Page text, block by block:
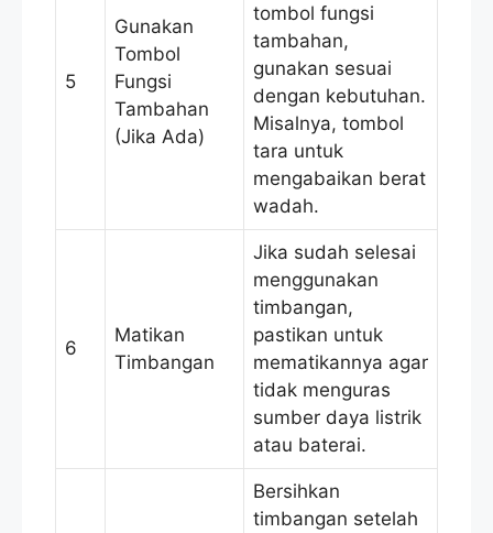
5
Gunakan
Tombol
Fungsi
Tambahan
(Jika Ada)
tombol fungsi
tambahan,
gunakan sesuai
dengan kebutuhan.
Misalnya, tombol
tara untuk
mengabaikan berat
wadah.
6
Matikan
Timbangan
Jika sudah selesai
menggunakan
timbangan,
pastikan untuk
mematikannya agar
tidak menguras
sumber daya listrik
atau baterai.
Bersihkan
timbangan setelah